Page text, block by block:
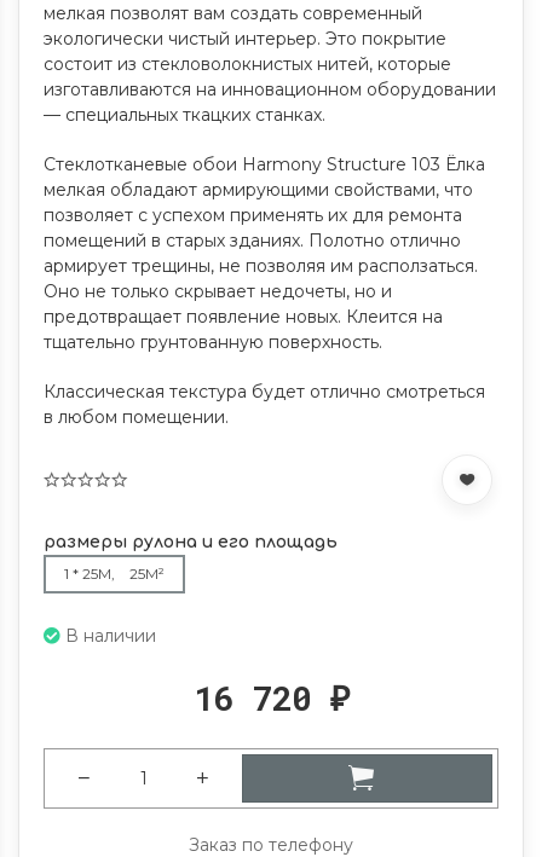
мелкая позволят вам создать современный
экологически чистый интерьер. Это покрытие
состоит из стекловолокнистых нитей, которые
изготавливаются на инновационном оборудовании
— специальных ткацких станках.
Стеклотканевые обои Harmony Structure 103 Ёлка
мелкая обладают армирующими свойствами, что
позволяет с успехом применять их для ремонта
помещений в старых зданиях. Полотно отлично
армирует трещины, не позволяя им расползаться.
Оно не только скрывает недочеты, но и
предотвращает появление новых. Клеится на
тщательно грунтованную поверхность.
Классическая текстура будет отлично смотреться
в любом помещении.
размеры рулона и его площадь
1 * 25М, 25М²
В наличии
16 720 ₽
Заказ по телефону